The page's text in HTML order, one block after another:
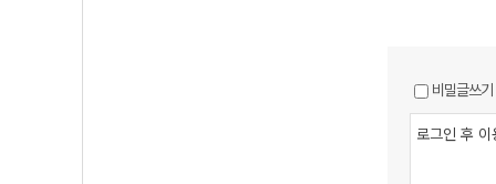
비밀글쓰기